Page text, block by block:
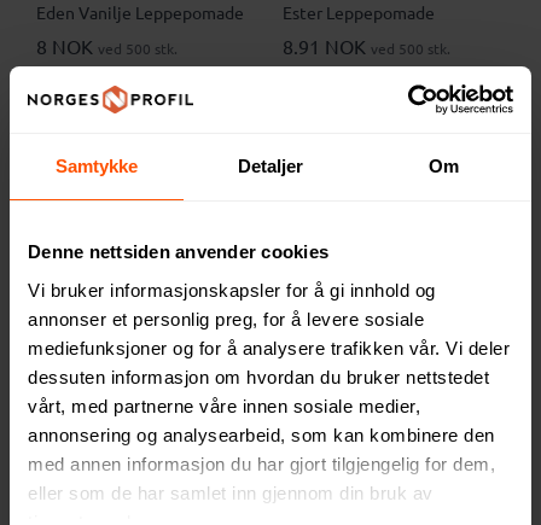
Samtykke Detaljer Om
Denne nettsiden anvender cookies
Vi bruker informasjonskapsler for å gi innhold og
annonser et personlig preg, for å levere sosiale
mediefunksjoner og for å analysere trafikken vår. Vi deler
dessuten informasjon om hvordan du bruker nettstedet
vårt, med partnerne våre innen sosiale medier,
annonsering og analysearbeid, som kan kombinere den
med annen informasjon du har gjort tilgjengelig for dem,
eller som de har samlet inn gjennom din bruk av
Eden Vanilje Leppepomade
8 NOK ved 500 stk.
Ester Leppepomade
8.91 NOK ved 500 stk.
4
Estelle Leppepomade
13.40 NOKved 250 stk.
Rami Fotball Leppepomade
med Nøkkelring
18.35 NOKved 500 stk.